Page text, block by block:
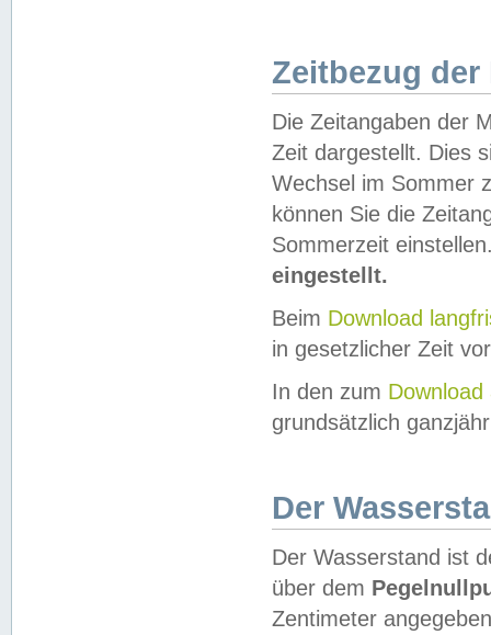
Zeitbezug der
Die Zeitangaben der
Zeit dargestellt. Dies
Wechsel im Sommer
können Sie die
Sommerzeit
eingestellt.
Beim Download
in gesetzlicher Zeit
In den zum Download
grundsätzlich
Der
Der Wasserstand ist
über dem
Zentimeter